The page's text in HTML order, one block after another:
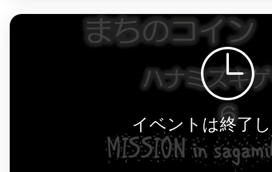
イベントは終了
お知らせ
ヘルプ
お問い合わせ
プライバシーポ